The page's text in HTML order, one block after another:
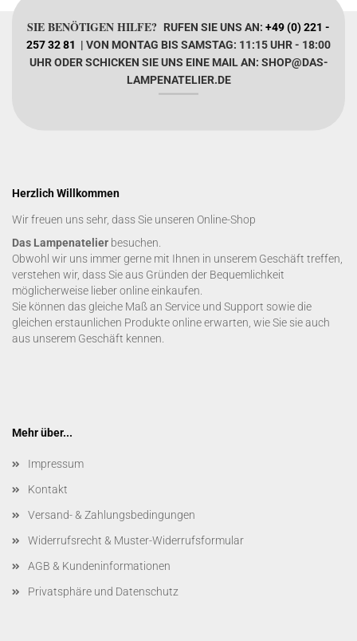
SIE BENÖTIGEN HILFE? RUFEN SIE UNS AN: +49 (0) 221 -
257 32 81 | VON MONTAG BIS SAMSTAG: 11:15 UHR - 18:00
UHR ODER SCHICKEN SIE UNS EINE MAIL AN: SHOP@DAS-
LAMPENATELIER.DE
Herzlich Willkommen
Wir freuen uns sehr, dass Sie unseren Online-Shop
Das Lampenatelier besuchen.
Obwohl wir uns immer gerne mit Ihnen in unserem Geschäft treffen,
verstehen wir, dass Sie aus Gründen der Bequemlichkeit
möglicherweise lieber online einkaufen.
Sie können das gleiche Maß an Service und Support sowie die
gleichen erstaunlichen Produkte online erwarten, wie Sie sie auch
aus unserem Geschäft kennen.
Mehr über...
Impressum
Kontakt
Versand- & Zahlungsbedingungen
Widerrufsrecht & Muster-Widerrufsformular
AGB & Kundeninformationen
Privatsphäre und Datenschutz